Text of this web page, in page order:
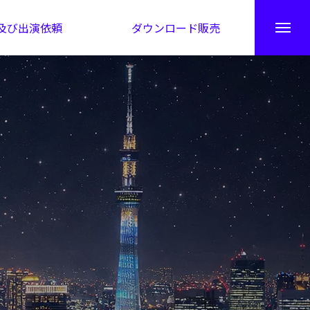
び出演依頼 ダウンロード販売
秘伝公開！吉凶カレンダー